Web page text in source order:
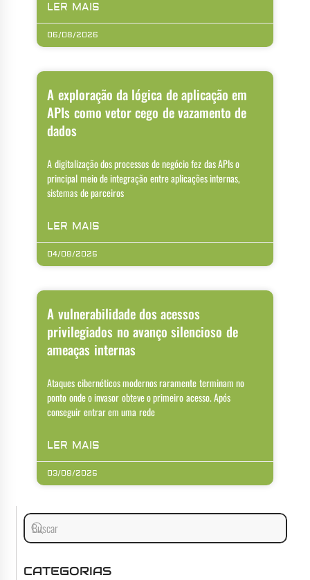
LER MAIS
06/08/2026
A exploração da lógica de aplicação em
APIs como vetor cego de vazamento de
dados
A digitalização dos processos de negócio fez das APIs o
principal meio de integração entre aplicações internas,
sistemas de parceiros
LER MAIS
04/08/2026
A vulnerabilidade dos acessos
privilegiados no avanço silencioso de
ameaças internas
Ataques cibernéticos modernos raramente terminam no
ponto onde o invasor obteve o primeiro acesso. Após
conseguir entrar em uma rede
LER MAIS
03/08/2026
CATEGORIAS